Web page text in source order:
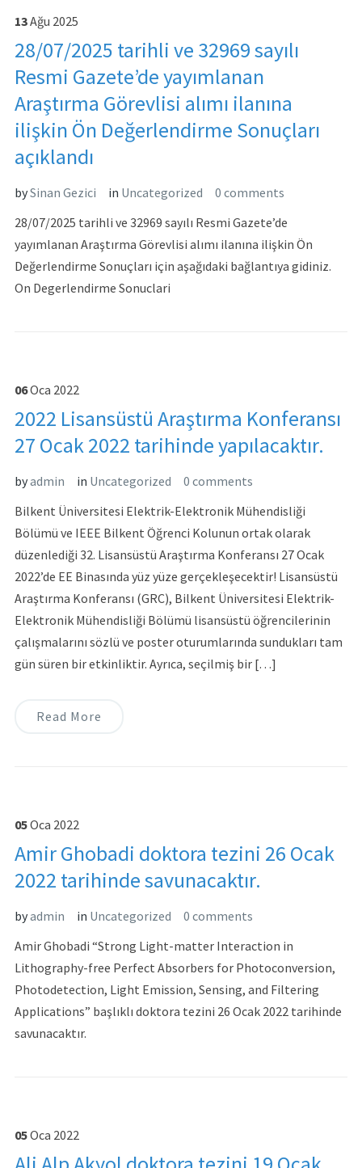
13Ağu 2025
28/07/2025 tarihli ve 32969 sayılı
Resmi Gazete’de yayımlanan
Araştırma Görevlisi alımı ilanına
ilişkin Ön Değerlendirme Sonuçları
açıklandı
bySinan Gezici in Uncategorized
0 comments
28/07/2025 tarihli ve 32969 sayılı Resmi Gazete’de
yayımlanan Araştırma Görevlisi alımı ilanına ilişkin Ön
Değerlendirme Sonuçları için aşağıdaki bağlantıya gidiniz.
On Degerlendirme Sonuclari
06Oca 2022
2022 Lisansüstü Araştırma Konferansı
27 Ocak 2022 tarihinde yapılacaktır.
byadmin in Uncategorized
0 comments
Bilkent Üniversitesi Elektrik-Elektronik Mühendisliği
Bölümü ve IEEE Bilkent Öğrenci Kolunun ortak olarak
düzenlediği 32. Lisansüstü Araştırma Konferansı 27 Ocak
2022’de EE Binasında yüz yüze gerçekleşecektir! Lisansüstü
Araştırma Konferansı (GRC), Bilkent Üniversitesi Elektrik-
Elektronik Mühendisliği Bölümü lisansüstü öğrencilerinin
çalışmalarını sözlü ve poster oturumlarında sundukları tam
gün süren bir etkinliktir. Ayrıca, seçilmiş bir […]
Read More
05Oca 2022
Amir Ghobadi doktora tezini 26 Ocak
2022 tarihinde savunacaktır.
byadmin in Uncategorized
0 comments
Amir Ghobadi “Strong Light-matter Interaction in
Lithography-free Perfect Absorbers for Photoconversion,
Photodetection, Light Emission, Sensing, and Filtering
Applications” başlıklı doktora tezini 26 Ocak 2022 tarihinde
savunacaktır.
05Oca 2022